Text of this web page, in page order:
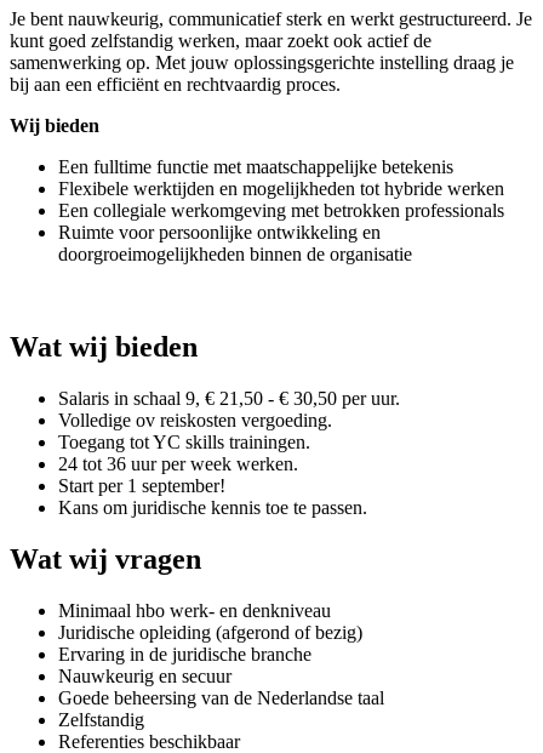
Je bent nauwkeurig, communicatief sterk en werkt gestructureerd. Je
kunt goed zelfstandig werken, maar zoekt ook actief de
samenwerking op. Met jouw oplossingsgerichte instelling draag je
bij aan een efficiënt en rechtvaardig proces.
Wij bieden
Een fulltime functie met maatschappelijke betekenis
Flexibele werktijden en mogelijkheden tot hybride werken
Een collegiale werkomgeving met betrokken professionals
Ruimte voor persoonlijke ontwikkeling en
doorgroeimogelijkheden binnen de organisatie
Wat wij bieden
Salaris in schaal 9, € 21,50 - € 30,50 per uur.
Volledige ov reiskosten vergoeding.
Toegang tot YC skills trainingen.
24 tot 36 uur per week werken.
Start per 1 september!
Kans om juridische kennis toe te passen.
Wat wij vragen
Minimaal hbo werk- en denkniveau
Juridische opleiding (afgerond of bezig)
Ervaring in de juridische branche
Nauwkeurig en secuur
Goede beheersing van de Nederlandse taal
Zelfstandig
Referenties beschikbaar